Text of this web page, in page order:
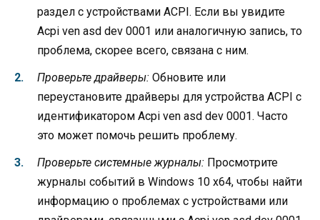
раздел с устройствами ACPI. Если вы увидите
Acpi ven asd dev 0001 или аналогичную запись, то
проблема, скорее всего, связана с ним.
Проверьте драйверы: Обновите или
переустановите драйверы для устройства ACPI с
идентификатором Acpi ven asd dev 0001. Часто
это может помочь решить проблему.
Проверьте системные журналы: Просмотрите
журналы событий в Windows 10 x64, чтобы найти
информацию о проблемах с устройствами или